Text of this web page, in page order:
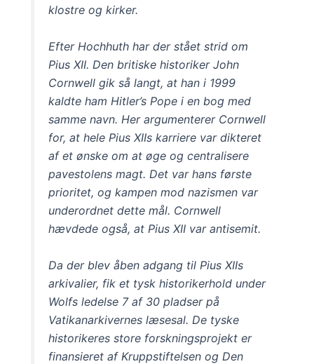
klostre og kirker.
Efter Hochhuth har der stået strid om
Pius XII. Den britiske historiker John
Cornwell gik så langt, at han i 1999
kaldte ham Hitler’s Pope i en bog med
samme navn. Her argumenterer Cornwell
for, at hele Pius XIIs karriere var dikteret
af et ønske om at øge og centralisere
pavestolens magt. Det var hans første
prioritet, og kampen mod nazismen var
underordnet dette mål. Cornwell
hævdede også, at Pius XII var antisemit.
Da der blev åben adgang til Pius XIIs
arkivalier, fik et tysk historikerhold under
Wolfs ledelse 7 af 30 pladser på
Vatikanarkivernes læsesal. De tyske
historikeres store forskningsprojekt er
finansieret af Kruppstiftelsen og Den